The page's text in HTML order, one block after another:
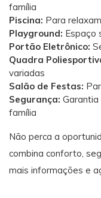
família
Piscina: Para
Playground: Espaço
Portão Eletrônico:
Quadra
variadas
Salão de Festas:
Segurança:
família
Não perca a
combina conforto,
mais informações e